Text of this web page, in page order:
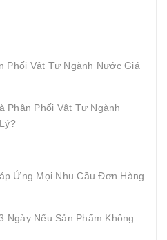
Phối Vật Tư Ngành Nước Giá
Phân Phối Vật Tư Ngành
Ứng Mọi Nhu Cầu Đơn Hàng
Ngày Nếu Sản Phẩm Không